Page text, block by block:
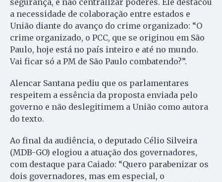
segurança, e não centralizar poderes. Ele destacou
a necessidade de colaboração entre estados e
União diante do avanço do crime organizado: “O
crime organizado, o PCC, que se originou em São
Paulo, hoje está no país inteiro e até no mundo.
Vai ficar só a PM de São Paulo combatendo?”.
Alencar Santana pediu que os parlamentares
respeitem a essência da proposta enviada pelo
governo e não deslegitimem a União como autora
do texto.
Ao final da audiência, o deputado Célio Silveira
(MDB-GO) elogiou a atuação dos governadores,
com destaque para Caiado: “Quero parabenizar os
dois governadores, mas em especial, o